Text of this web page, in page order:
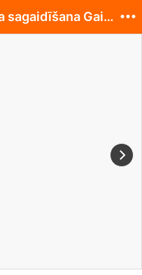
Jaunā 2016 pērtiķa gada sagaidīšana Gaiziņkalnā